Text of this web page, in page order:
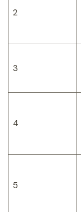
2
3
4
5